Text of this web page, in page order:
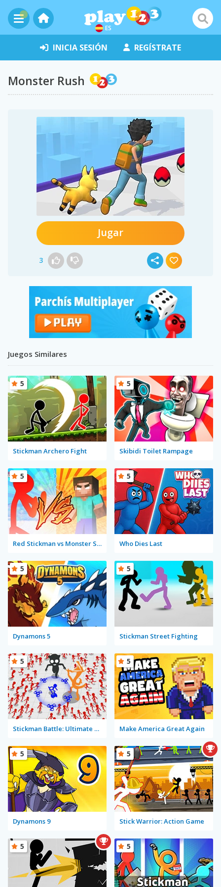
ES
INICIA SESIÓN REGÍSTRATE
Monster Rush
Jugar
3
Juegos Similares
Stickman Archero Fight
5
Skibidi Toilet Rampage
5
Red Stickman vs Monster School
5
Who Dies Last
5
Dynamons 5
5
Stickman Street Fighting
5
Stickman Battle: Ultimate Fight
5
Make America Great Again
5
Dynamons 9
5
Stick Warrior: Action Game
5
5 5